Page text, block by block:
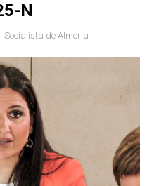
N
Socialista de Almería